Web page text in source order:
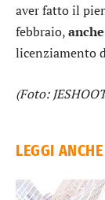
aver fatto il
febbraio,
licenziamento
(Foto:
LEGGI ANCHE